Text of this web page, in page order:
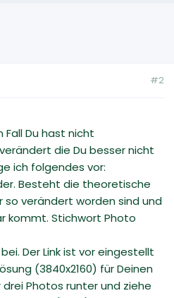
#2
Fall Du hast nicht
die Du besser nicht
ich folgendes vor:
Besteht die theoretische
so verändert worden sind und
kommt. Stichwort Photo
Der Link ist vor eingestellt
(3840x2160) für Deinen
drei Photos runter und ziehe